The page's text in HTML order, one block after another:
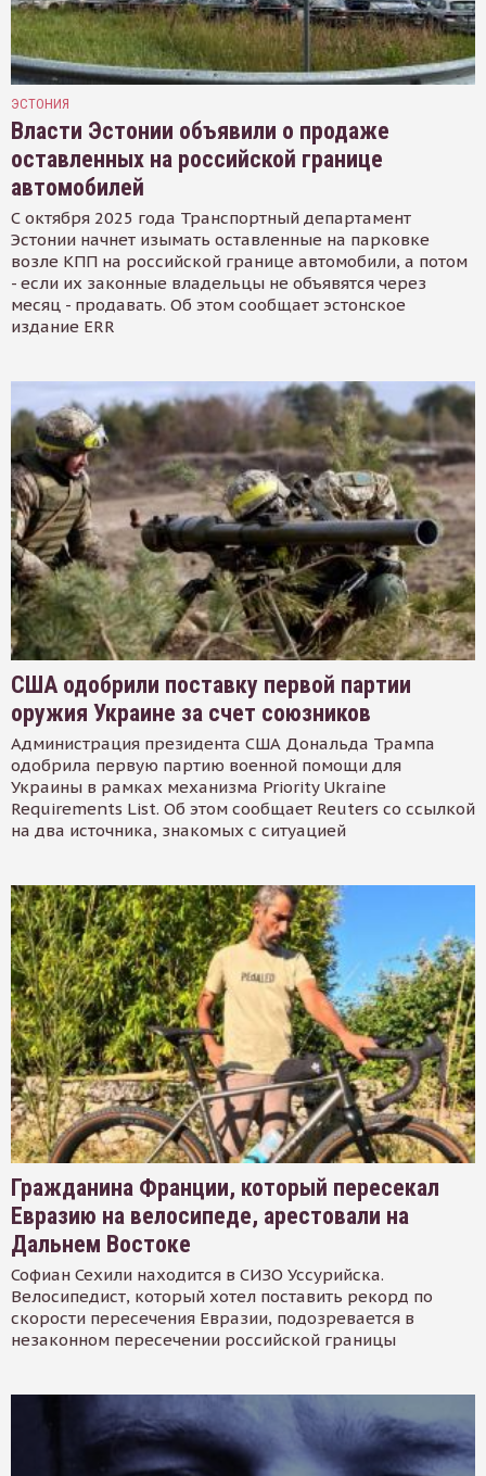
ЭСТОНИЯ
Власти Эстонии объявили о продаже
оставленных на российской границе
автомобилей
С октября 2025 года Транспортный департамент
Эстонии начнет изымать оставленные на парковке
возле КПП на российской границе автомобили, а потом
- если их законные владельцы не объявятся через
месяц - продавать. Об этом сообщает эстонское
издание ERR
США одобрили поставку первой партии
оружия Украине за счет союзников
Администрация президента США Дональда Трампа
одобрила первую партию военной помощи для
Украины в рамках механизма Priority Ukraine
Requirements List. Об этом сообщает Reuters со ссылкой
на два источника, знакомых с ситуацией
Гражданина Франции, который пересекал
Евразию на велосипеде, арестовали на
Дальнем Востоке
Софиан Сехили находится в СИЗО Уссурийска.
Велосипедист, который хотел поставить рекорд по
скорости пересечения Евразии, подозревается в
незаконном пересечении российской границы